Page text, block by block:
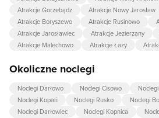
Atrakcje Gorzebądz
Atrakcje Nowy Jarosław
Atrakcje Boryszewo
Atrakcje Rusinowo
Atrakcje Jarosławiec
Atrakcje Jezierzany
Atrakcje Malechowo
Atrakcje Łazy
Okoliczne noclegi
Noclegi Darłowo Noclegi Cisowo
Noclegi Kopań
Noclegi Rusko Noclegi
Noclegi Darłowiec
Noclegi Kopnica